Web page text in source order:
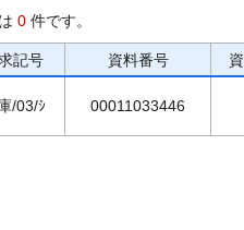
0 件です。
記号 資料番号
/03/ｼ 00011033446